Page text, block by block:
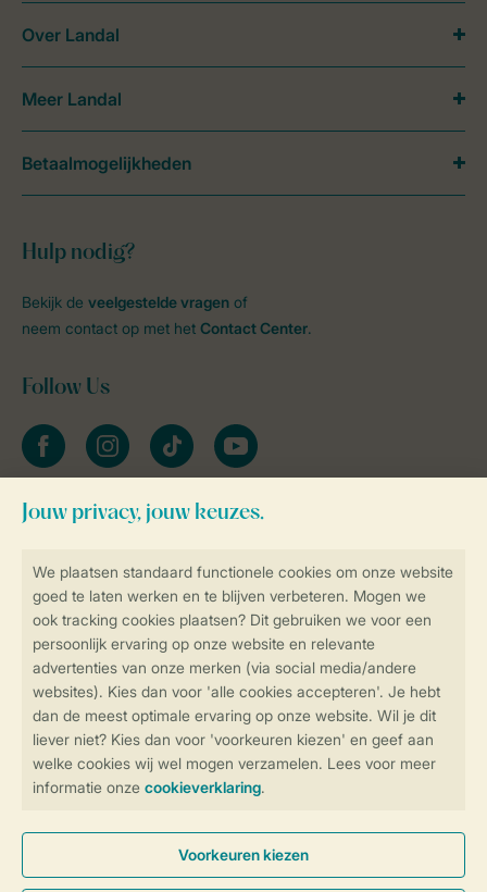
Controle over jouw gegevens &
Instellingen wijzigen
Veilig en snel online boeken
Veilige gegevensoverdracht
Veilige betaling
Hulp nodig?
Bekijk de veelgestelde vragen of
neem contact op met het Contact Center.
Follow Us
facebookinstagramtiktok youtube
Blijf op de hoogte
Over Landal
Meer Landal
Betaalmogelijkheden